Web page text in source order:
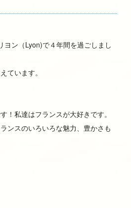
ン（Lyon)で４年間を過ごしまし
ています。
私達はフランスが大好きです。
ンスのいろいろな魅力、豊かさも